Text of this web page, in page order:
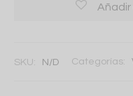
SKU: N/D Categorías: